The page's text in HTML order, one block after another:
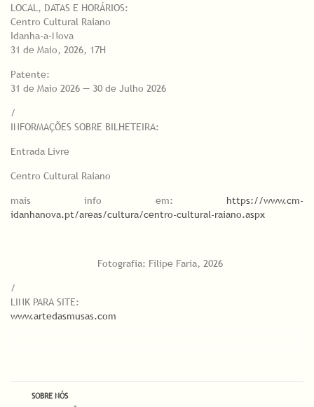
LOCAL, DATAS E HORÁRIOS:
Centro Cultural Raiano
Idanha-a-Nova
31 de Maio, 2026, 17H
Patente:
31 de Maio 2026 — 30 de Julho 2026
/
INFORMAÇÕES SOBRE BILHETEIRA:
Entrada Livre
Centro Cultural Raiano
mais info em: https://www.cm-
idanhanova.pt/areas/cultura/centro-cultural-raiano.aspx
Fotografia: Filipe Faria, 2026
/
LINK PARA SITE:
www.artedasmusas.com
SOBRE NÓS